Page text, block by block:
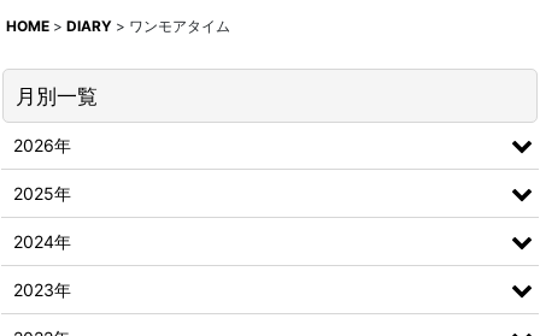
HOME > DIARY > ワンモアタイム
月別一覧
2026年
2025年
2024年
2023年